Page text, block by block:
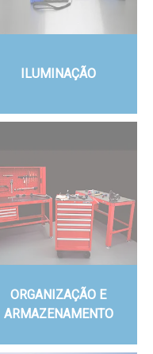
ILUMINAÇÃO
ORGANIZAÇÃO E
ARMAZENAMENTO